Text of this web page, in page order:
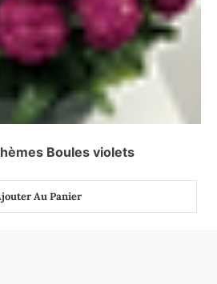
Boules violets
Au Panier